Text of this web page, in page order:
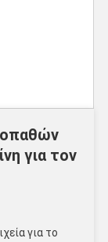
για τον
για το